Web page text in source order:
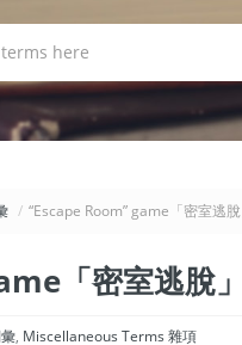
/ “Escape Room” game「密室逃
「密室逃脫
, Miscellaneous Terms 雜項